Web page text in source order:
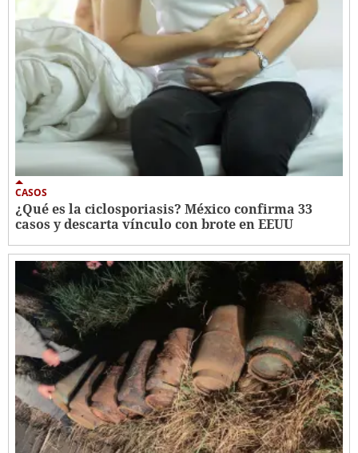
CASOS
¿Qué es la ciclosporiasis? México confirma 33
casos y descarta vínculo con brote en EEUU